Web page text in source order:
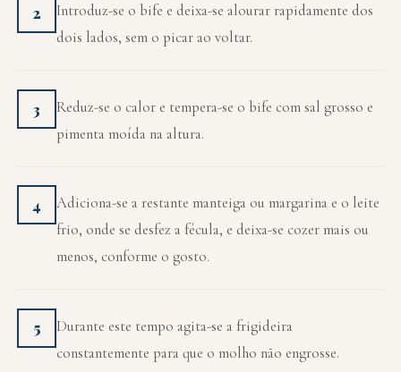
2
Introduz-se o bife e deixa-se alourar rapidamente dos
dois lados, sem o picar ao voltar.
3
Reduz-se o calor e tempera-se o bife com sal grosso e
pimenta moída na altura.
4
Adiciona-se a restante manteiga ou margarina e o leite
frio, onde se desfez a fécula, e deixa-se cozer mais ou
menos, conforme o gosto.
5
Durante este tempo agita-se a frigideira
constantemente para que o molho não engrosse.